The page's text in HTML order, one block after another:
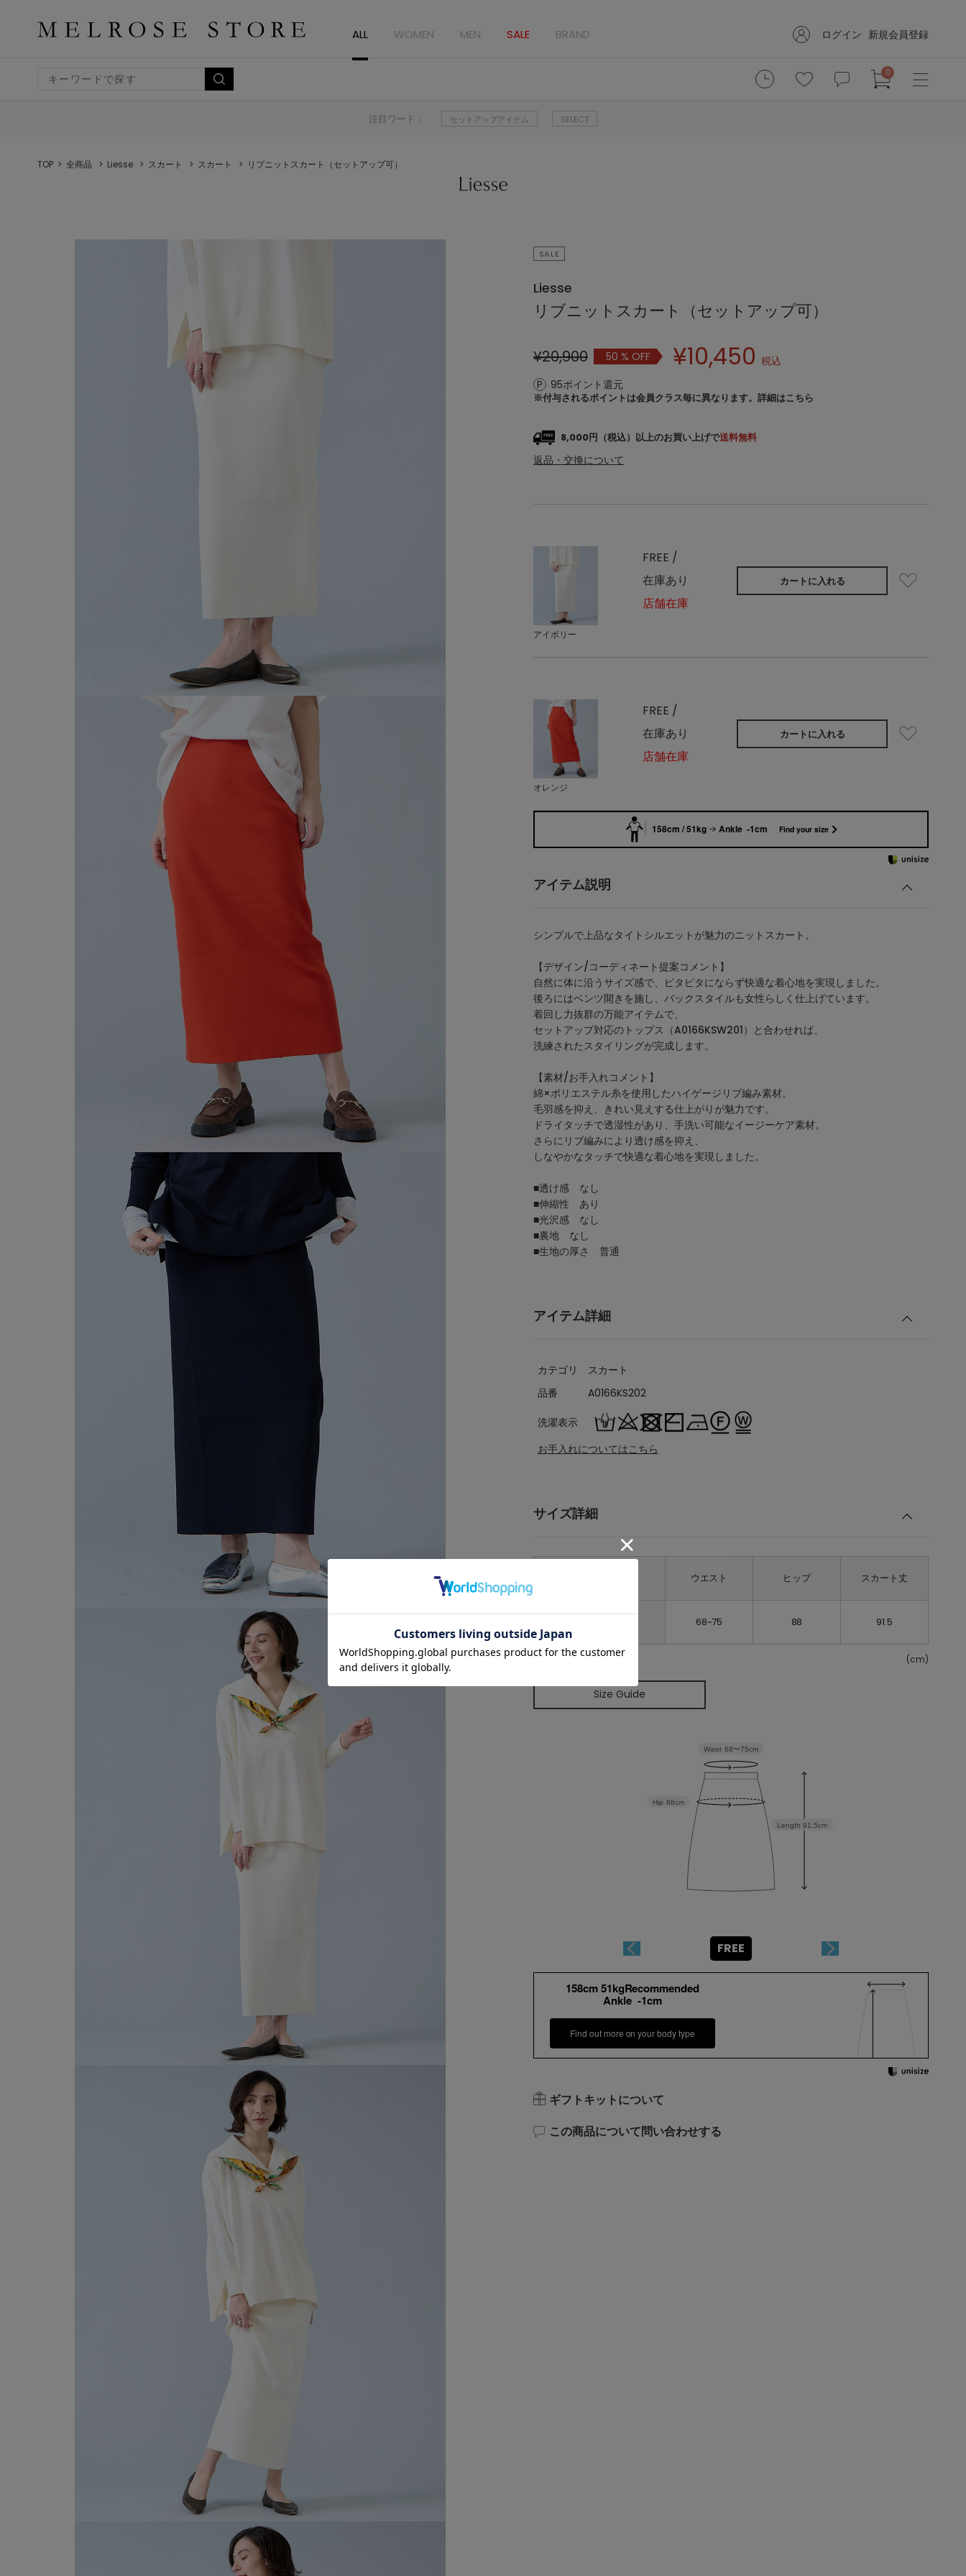
ALL WOMEN MEN SALE BRAND ログイン 新規会員登録
0
注目ワード： セットアップアイテム SELECT
TOP 全商品 Liesse スカート スカート リブニットスカート（セットアップ可）
SALE
Liesse
リブニットスカート（セットアップ可）
¥20,900 50 % OFF ¥10,450 税込
95ポイント還元
※付与されるポイントは会員クラス毎に異なります。 詳細はこちら
8,000円（税込）以上のお買い上げで送料無料
返品・交換について
アイボリー
FREE /
在庫あり
店舗在庫
カートに入れる
オレンジ
FREE /
在庫あり
店舗在庫
カートに入れる
158cm / 51kg Ankle -1cm Find your size
アイテム説明
シンプルで上品なタイトシルエットが魅力のニットスカート。
【デザイン/コーディネート提案コメント】
自然に体に沿うサイズ感で、ピタピタにならず快適な着心地を実現しました。
後ろにはベンツ開きを施し、バックスタイルも女性らしく仕上げています。
着回し力抜群の万能アイテムで、
セットアップ対応のトップス（A0166KSW201）と合わせれば、
洗練されたスタイリングが完成します。
【素材/お手入れコメント】
綿×ポリエステル糸を使用したハイゲージリブ編み素材。
毛羽感を抑え、きれい見えする仕上がりが魅力です。
ドライタッチで透湿性があり、手洗い可能なイージーケア素材。
さらにリブ編みにより透け感を抑え、
しなやかなタッチで快適な着心地を実現しました。
■透け感 なし
■伸縮性 あり
■光沢感 なし
■裏地 なし
■生地の厚さ 普通
アイテム詳細
カテゴリ
スカート
品番
A0166KS202
洗濯表示
お手入れについてはこちら
サイズ詳細
ウエスト ヒップ スカート丈
68~75 88 91.5
(cm)
Size Guide
Length 91.5cm
Hip 88cm
Waist 68〜75cm
FREE
158cm 51kgRecommended
Ankle -1cm
Find out more on your body type
ギフトキットについて
この商品について問い合わせする